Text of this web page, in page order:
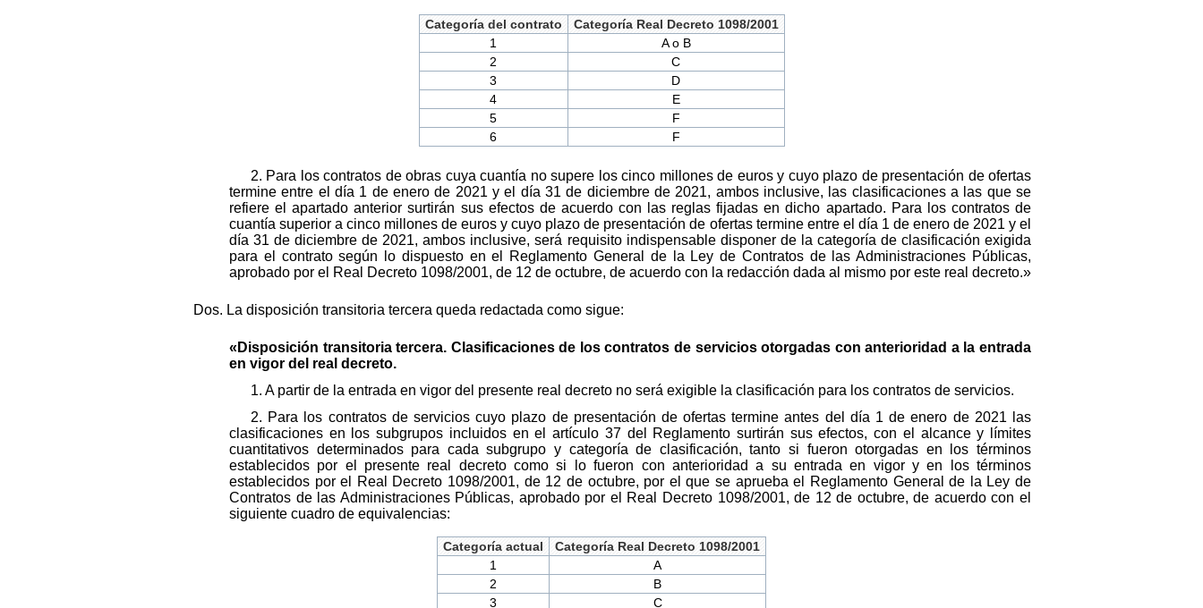
Categoría del contrato
Categoría Real Decreto 1098/2001
1
A o B
2
C
3
D
4
E
5
F
6
F
2. Para los contratos de obras cuya cuantía no supere los cinco millones de euros y cuyo plazo de presentación de ofertas
termine entre el día 1 de enero de 2021 y el día 31 de diciembre de 2021, ambos inclusive, las clasificaciones a las que se
refiere el apartado anterior surtirán sus efectos de acuerdo con las reglas fijadas en dicho apartado. Para los contratos de
cuantía superior a cinco millones de euros y cuyo plazo de presentación de ofertas termine entre el día 1 de enero de 2021 y el
día 31 de diciembre de 2021, ambos inclusive, será requisito indispensable disponer de la categoría de clasificación exigida
para el contrato según lo dispuesto en el Reglamento General de la Ley de Contratos de las Administraciones Públicas,
aprobado por el Real Decreto 1098/2001, de 12 de octubre, de acuerdo con la redacción dada al mismo por este real decreto.»
Dos. La disposición transitoria tercera queda redactada como sigue:
«Disposición transitoria tercera. Clasificaciones de los contratos de servicios otorgadas con anterioridad a la entrada
en vigor del real decreto.
1. A partir de la entrada en vigor del presente real decreto no será exigible la clasificación para los contratos de servicios.
2. Para los contratos de servicios cuyo plazo de presentación de ofertas termine antes del día 1 de enero de 2021 las
clasificaciones en los subgrupos incluidos en el artículo 37 del Reglamento surtirán sus efectos, con el alcance y límites
cuantitativos determinados para cada subgrupo y categoría de clasificación, tanto si fueron otorgadas en los términos
establecidos por el presente real decreto como si lo fueron con anterioridad a su entrada en vigor y en los términos
establecidos por el Real Decreto 1098/2001, de 12 de octubre, por el que se aprueba el Reglamento General de la Ley de
Contratos de las Administraciones Públicas, aprobado por el Real Decreto 1098/2001, de 12 de octubre, de acuerdo con el
siguiente cuadro de equivalencias:
Categoría actual
Categoría Real Decreto 1098/2001
1
A
2
B
3
C